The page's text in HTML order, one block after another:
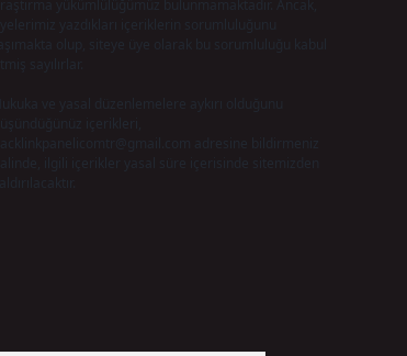
üyelerimiz yazdıkları içeriklerin sorumluluğunu
düşündüğünüz içerikleri,
halinde, ilgili içerikler yasal süre içerisinde sitemizden